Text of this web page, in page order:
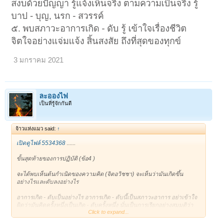
สงบด้วยปัญญา รู้แจ้งเห็นจริง ตามความเป็นจริง รู้
บาป - บุญ, นรก - สวรรค์
๕. พบสภาวะอาการเกิด - ดับ รู้ เข้าใจเรื่องชีวิต
จิตใจอย่างแจ่มแจ้ง สิ้นสงสัย ถึงที่สุดของทุกข์
3 มกราคม 2021
ละอองไฟ
เป็นที่รู้จักกันดี
จ้าวแห่งแมว said: ↑
เปิดดูไฟล์ 5534368
ขั้นสุดท้ายของการปฏิบัติ (ข้อ4 )
จะได้พบเห็นต้นกำเนิดของความคิด (จิตอวิชชา) จะเห็นว่ามันเกิดขึ้น
อย่างไรและดับลงอย่างไร
อาการเกิด - ดับเป็นอย่างไร อาการเกิด - ดับนี้เป็นสภาวะอาการ อย่าเข้าใจ
ผิดว่ามันคิดครั้งหนึ่งเป็นเกิด - ดับครั้งหนึ่ง นั่นเป็นการเรียกอย่างสมมติว่า
Click to expand...